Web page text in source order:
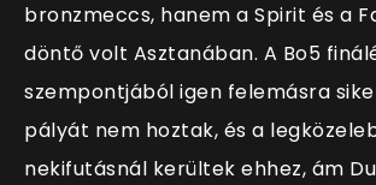
bronzmeccs, hanem a Spirit és a
döntő volt Asztanában. A Bo5
szempontjából igen felemásra
pályát nem hoztak, és a
nekifutásnál kerültek ehhez, ám